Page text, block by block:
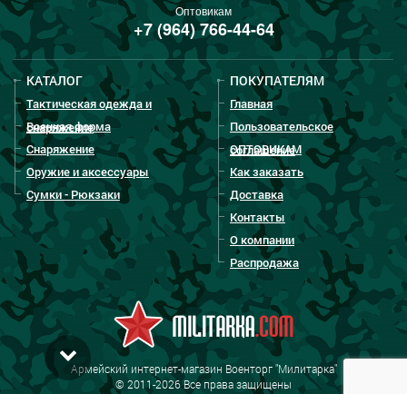
Оптовикам
+7 (964) 766-44-64
КАТАЛОГ
Тактическая одежда и
снаряжение
Военная форма
Снаряжение
Оружие и аксессуары
Сумки - Рюкзаки
ПОКУПАТЕЛЯМ
Главная
Пользовательское
соглашение
ОПТОВИКАМ
Как заказать
Доставка
Контакты
О компании
Распродажа
Армейский интернет-магазин Военторг "Милитарка"
© 2011-2026 Все права защищены